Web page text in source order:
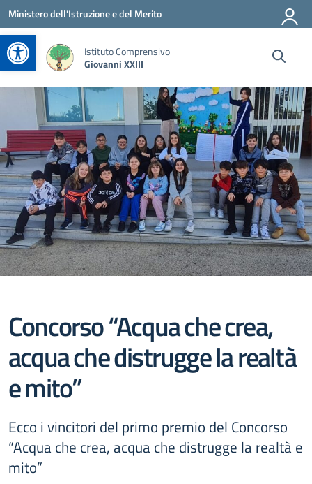
Apri la barra degli strumenti
Vai ai contenuti
Vai al menu di navigazione
Vai al footer
Ministero dell'Istruzione e del Merito
Istituto Comprensivo
Giovanni XXIII
Concorso “Acqua che crea,
acqua che distrugge la realtà
e mito”
Ecco i vincitori del primo premio del Concorso
“Acqua che crea, acqua che distrugge la realtà e
mito”